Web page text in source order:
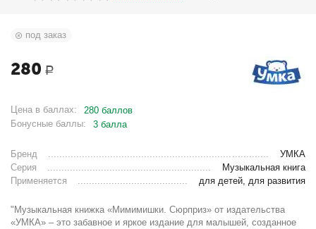
под заказ
280 Р
Цена в баллах:
280 баллов
Бонусные баллы:
3 балла
Бренд
УМКА
Серия
Музыкальная книга
Применяется
для детей, для развития
"Музыкальная книжка «Мимимишки. Сюрприз» от издательства
«УМКА» – это забавное и яркое издание для малышей, созданное